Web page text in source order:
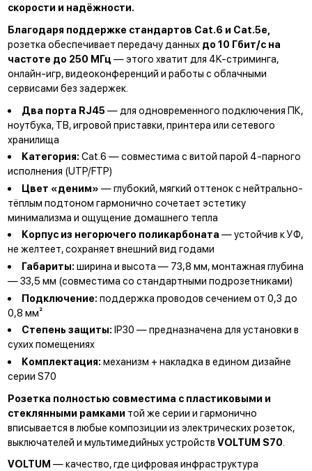
скорости и надёжности.
Благодаря поддержке стандартов Cat.6 и Cat.5e,
розетка обеспечивает передачу данных до 10 Гбит/с на
частоте до 250 МГц — этого хватит для 4K-стриминга,
онлайн-игр, видеоконференций и работы с облачными
сервисами без задержек.
Два порта RJ45 — для одновременного подключения ПК,
ноутбука, ТВ, игровой приставки, принтера или сетевого
хранилища
Категория: Cat.6 — совместима с витой парой 4-парного
исполнения (UTP/FTP)
Цвет «деним» — глубокий, мягкий оттенок с нейтрально-
тёплым подтоном гармонично сочетает эстетику
минимализма и ощущение домашнего тепла
Корпус из негорючего поликарбоната— устойчив к УФ,
не желтеет, сохраняет внешний вид годами
Габариты: ширина и высота — 73,8 мм, монтажная глубина
— 33,5 мм (совместима со стандартными подрозетниками)
Подключение:поддержка проводов сечением от 0,3 до
0,8 мм²
Степень защиты:IP30 — предназначена для установки в
сухих помещениях
Комплектация:механизм + накладка в едином дизайне
серии S70
Розетка полностью совместима с пластиковыми и
стеклянными рамками той же серии и гармонично
вписывается в любые композиции из электрических розеток,
выключателей и мультимедийных устройств VOLTUM S70
VOLTUM — качество, где цифровая инфраструктура